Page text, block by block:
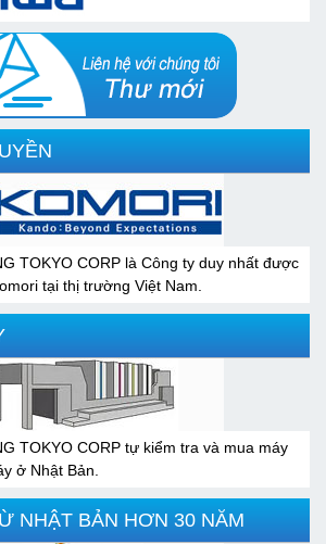
TOKYO CORP là Công ty duy nhất được
tại thị trường Việt Nam.
TOKYO CORP tự kiểm tra và mua máy
ở Nhật Bản.
NHẬT BẢN HƠN 30 NĂM